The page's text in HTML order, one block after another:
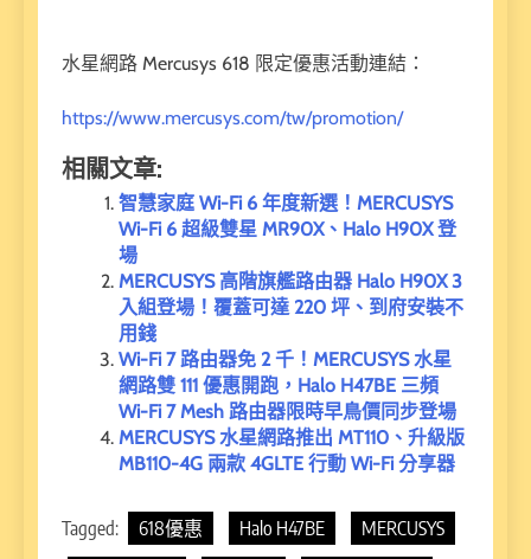
水星網路 Mercusys 618 限定優惠活動連結：
https://www.mercusys.com/tw/promotion/
相關文章:
智慧家庭 Wi-Fi 6 年度新選！MERCUSYS
Wi-Fi 6 超級雙星 MR90X、Halo H90X 登
場
MERCUSYS 高階旗艦路由器 Halo H90X 3
入組登場！覆蓋可達 220 坪、到府安裝不
用錢
Wi-Fi 7 路由器免 2 千！MERCUSYS 水星
網路雙 111 優惠開跑，Halo H47BE 三頻
Wi-Fi 7 Mesh 路由器限時早鳥價同步登場
MERCUSYS 水星網路推出 MT110、升級版
MB110-4G 兩款 4GLTE 行動 Wi-Fi 分享器
Tagged: 618優惠 Halo H47BE
MERCUSYS